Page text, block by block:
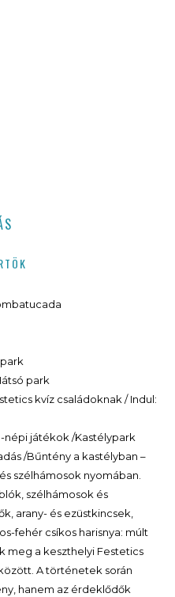
park
kvíz családoknak / Indul:
-népi játékok /Kastélypark
/Bűntény a kastélyban –
szélhámosok nyomában.
szélhámosok és
arany- és ezüstkincsek,
fehér csíkos harisnya: múlt
meg a keszthelyi Festetics
A történetek során
hanem az érdeklődők